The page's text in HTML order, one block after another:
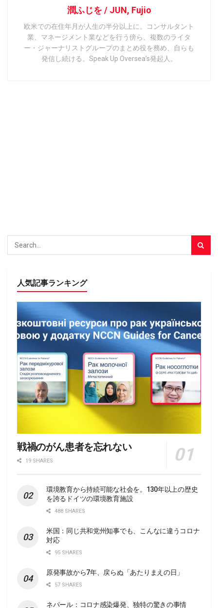
潤ふじを / JUN, Fujio
欧米での在住年月が人生の半分以上に。コンサルタント
業、マネージメント業などを行う傍ら、複数のライタ
ー・ジャーナリストグループのまとめ役を務め、自らも
発信し続ける。Speak Up Oversea’s発起人。
人気記事ランキング
戦禍のがん患者を忘れない
19 SHARES
環境教育から持続可能な社会を。130年以上の歴史
を誇るドイツの環境教育施設
488 SHARES
米国：同じ共和党州知事でも、こんなに違うコロナ
対応
95 SHARES
原発事故から7年、戻らぬ「あたりまえの日」
57 SHARES
ネパール：コロナ感染爆発、独特の驚きの事情